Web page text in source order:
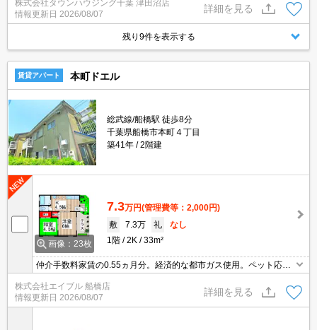
株式会社タウンハウジング千葉 津田沼店
情報更新日 2026/08/07
詳細を見る
残り9件を表示する
賃貸アパート 本町ドエル
総武線/船橋駅 徒歩8分
千葉県船橋市本町４丁目
築41年
2階建
画像：23枚
7.3万円(管理費等：2,000円)
敷
7.3万 礼
なし
1階
2K 33m²
仲介手数料家賃の0.55ヵ月分。経済的な都市ガス使用。ペット応相
談。追い焚き機能付きバス。TVモニター付インターホン。セブンイ
レブンへ100m。
株式会社エイブル 船橋店
情報更新日 2026/08/07
詳細を見る